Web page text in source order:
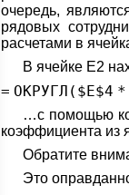
очередь,
рядовых
расчетами в
В ячейке Е2
= ОКРУГЛ($E$4 *
…с помощью
коэффициента из
Обратите
Это